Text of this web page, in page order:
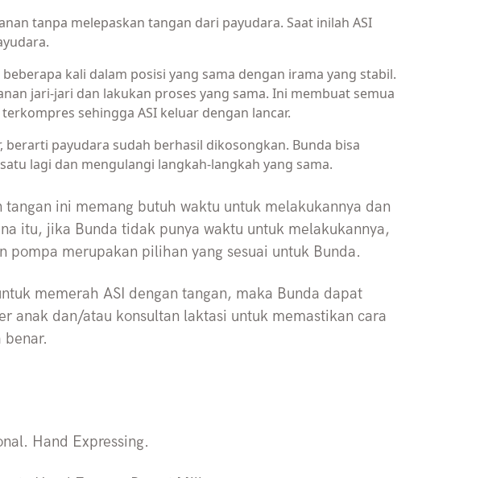
tanpa melepaskan tangan dari payudara. Saat inilah ASI
kali dalam posisi yang sama dengan irama yang stabil.
jari-jari dan lakukan proses yang sama. Ini membuat semua
sehingga ASI keluar dengan lancar.
berarti payudara sudah berhasil dikosongkan. Bunda bisa
lagi dan mengulangi langkah-langkah yang sama.
tangan ini memang butuh waktu untuk melakukannya dan
itu, jika Bunda tidak punya waktu untuk melakukannya,
pompa merupakan pilihan yang sesuai untuk Bunda.
memerah ASI dengan tangan, maka Bunda dapat
anak dan/atau konsultan laktasi untuk memastikan cara
benar.
Hand Expressing.